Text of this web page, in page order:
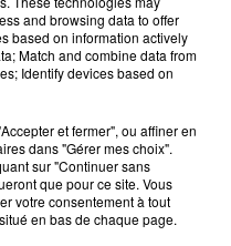
blessés dans un...
and browsing data to offer
based on information actively
Match and combine data from
Identify devices based on
et fermer", ou affiner en
dans "Gérer mes choix".
sur "Continuer sans
que pour ce site. Vous
votre consentement à tout
en bas de chaque page.